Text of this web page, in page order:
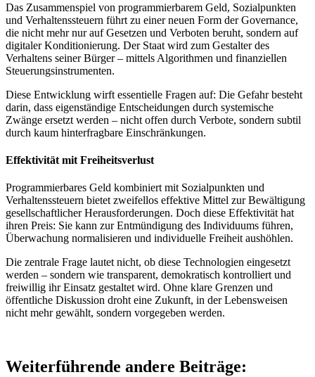
Das Zusammenspiel von programmierbarem Geld, Sozialpunkten
und Verhaltenssteuern führt zu einer neuen Form der Governance,
die nicht mehr nur auf Gesetzen und Verboten beruht, sondern auf
digitaler Konditionierung. Der Staat wird zum Gestalter des
Verhaltens seiner Bürger – mittels Algorithmen und finanziellen
Steuerungsinstrumenten.
Diese Entwicklung wirft essentielle Fragen auf: Die Gefahr besteht
darin, dass eigenständige Entscheidungen durch systemische
Zwänge ersetzt werden – nicht offen durch Verbote, sondern subtil
durch kaum hinterfragbare Einschränkungen.
Effektivität mit Freiheitsverlust
Programmierbares Geld kombiniert mit Sozialpunkten und
Verhaltenssteuern bietet zweifellos effektive Mittel zur Bewältigung
gesellschaftlicher Herausforderungen. Doch diese Effektivität hat
ihren Preis: Sie kann zur Entmündigung des Individuums führen,
Überwachung normalisieren und individuelle Freiheit aushöhlen.
Die zentrale Frage lautet nicht, ob diese Technologien eingesetzt
werden – sondern wie transparent, demokratisch kontrolliert und
freiwillig ihr Einsatz gestaltet wird. Ohne klare Grenzen und
öffentliche Diskussion droht eine Zukunft, in der Lebensweisen
nicht mehr gewählt, sondern vorgegeben werden.
Weiterführende andere Beiträge: